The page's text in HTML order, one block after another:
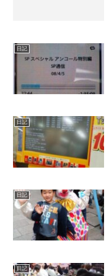
日記
日記
日記
日記